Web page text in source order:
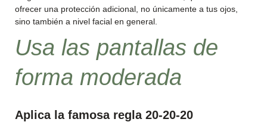
ofrecer una protección adicional, no únicamente a tus ojos,
sino también a nivel facial en general.
Usa las pantallas de
forma moderada
Aplica la famosa regla 20-20-20